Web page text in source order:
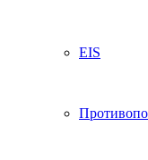
EIS